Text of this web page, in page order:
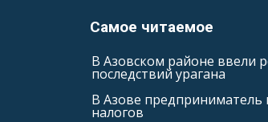
Самое читаемое
В Азовском районе ввели
последствий урагана
В Азове предприниматель
налогов